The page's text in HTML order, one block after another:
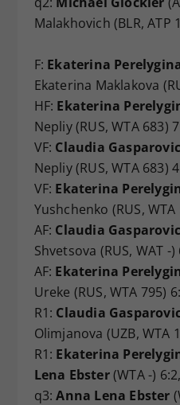
Malakhovich (BLR, ATP
F: Ekaterina
Ekaterina Maklakova
HF: Ekaterina
Nepliy (RUS, WTA 683)
VF: Claudia Gasparovic
Nepliy (RUS, WTA 683)
VF: Ekaterina
Yushchenko (RUS, WTA
AF: Claudia Gasparovic
Shvetsova (RUS, WAT -)
AF: Ekaterina
Ureke (RUS, WTA 795)
R1: Claudia
Olimjanova (UZB, WTA
R1: Ekaterina
Lena Ebster(WTA -)
q3:Anna Lena Ebster